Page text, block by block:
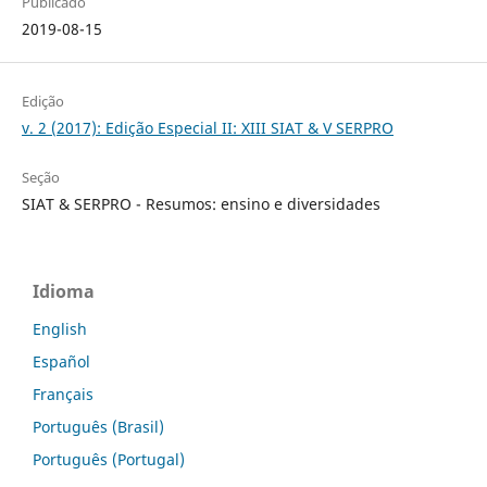
2019-08-15
Edição
v. 2 (2017): Edição Especial II: XIII SIAT & V SERPRO
Seção
SIAT & SERPRO - Resumos: ensino e diversidades
Idioma
English
Español
Français
Português (Brasil)
Português (Portugal)